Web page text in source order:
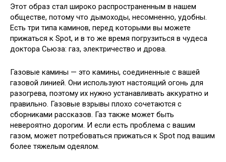
Этот образ стал широко распространенным в нашем
обществе, потому что дымоходы, несомненно, удобны.
Есть три типа каминов, перед которыми вы можете
прижаться к Spot, и в то же время погрузиться в чудеса
доктора Сьюза: газ, электричество и дрова.
Газовые камины — это камины, соединенные с вашей
газовой линией. Они используют настоящий огонь для
разогрева, поэтому их нужно устанавливать аккуратно и
правильно. Газовые взрывы плохо сочетаются с
сборниками рассказов. Газ также может быть
невероятно дорогим. И если есть проблема с вашим
газом, может потребоваться прижаться к Spot под вашим
более тяжелым одеялом.